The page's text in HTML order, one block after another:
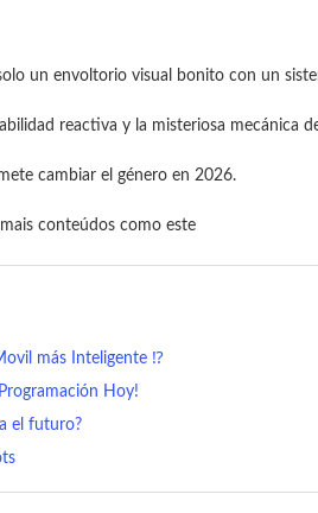
un envoltorio visual bonito con un
reactiva y la misteriosa mecánica
cambiar el género en 2026.
conteúdos como este
más Inteligente ⁉️
Hoy!
el futuro?